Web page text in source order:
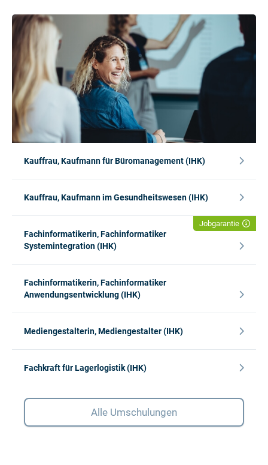
Kauffrau, Kaufmann für Büromanagement (IHK)
Kauffrau, Kaufmann im Gesundheitswesen (IHK)
Jobgarantie
Fachinformatikerin, Fachinformatiker
Systemintegration (IHK)
Fachinformatikerin, Fachinformatiker
Anwendungsentwicklung (IHK)
Mediengestalterin, Mediengestalter (IHK)
Fachkraft für Lagerlogistik (IHK)
Alle Umschulungen